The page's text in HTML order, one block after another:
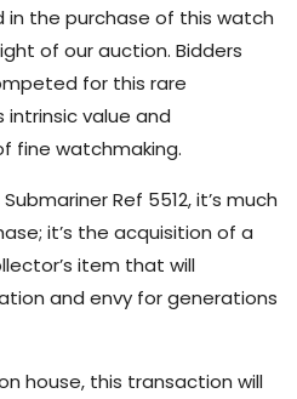
the purchase of this watch
of our auction. Bidders
for this rare
value and
fine watchmaking.
Ref 5512, it’s much
it’s the acquisition of a
item that will
and envy for generations
house, this transaction will